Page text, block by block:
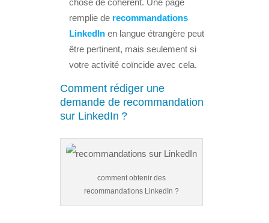
remplie de recommandations
LinkedIn en langue étrangère peut
être pertinent, mais seulement si
votre activité coïncide avec cela.
Comment rédiger une
demande de recommandation
sur LinkedIn ?
comment obtenir des
recommandations LinkedIn ?